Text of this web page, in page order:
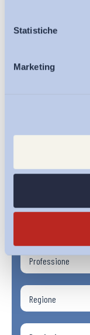
Statistiche
Marketing
Osservatori
Eventi
Iscriviti